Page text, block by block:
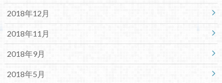
2018年12月
2018年11月
2018年9月
2018年5月